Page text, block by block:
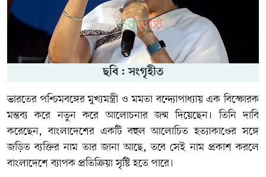
ছবি : সংগৃহীত
ভারতের পশ্চিমবঙ্গের মুখ্যমন্ত্রী ওমমতা বন্দ্যোপাধ্যায়এক বিস্ফোরক
মন্তব্য করে নতুন করে আলোচনার জন্ম দিয়েছেন। তিনি দাবি
করেছেন, বাংলাদেশের একটি বহুল আলোচিত হত্যাকাণ্ডের সঙ্গে
জড়িত ব্যক্তির নাম তার জানা আছে, তবে সেই নাম প্রকাশ করলে
বাংলাদেশে ব্যাপক প্রতিক্রিয়া সৃষ্টি হতে পারে।